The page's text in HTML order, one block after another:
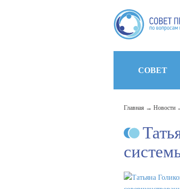
СОВЕТ
Главная Новости